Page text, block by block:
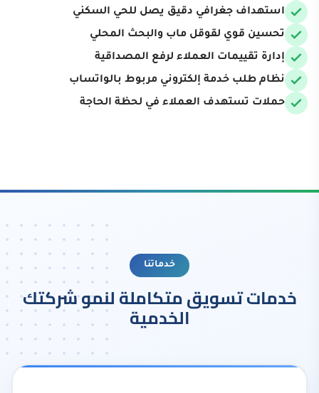
استهداف جغرافي دقيق يصل للحي السكني
تحسين قوي لقوقل ماب والبحث المحلي
إدارة تقييمات العملاء لرفع المصداقية
نظام طلب خدمة إلكتروني مربوط بالواتساب
حملات تستهدف العملاء في لحظة الحاجة
خدماتنا
خدمات تسويق متكاملة لنمو شركتك
الخدمية